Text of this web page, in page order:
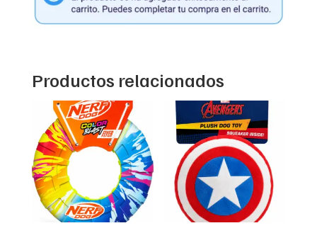
Productos relacionados